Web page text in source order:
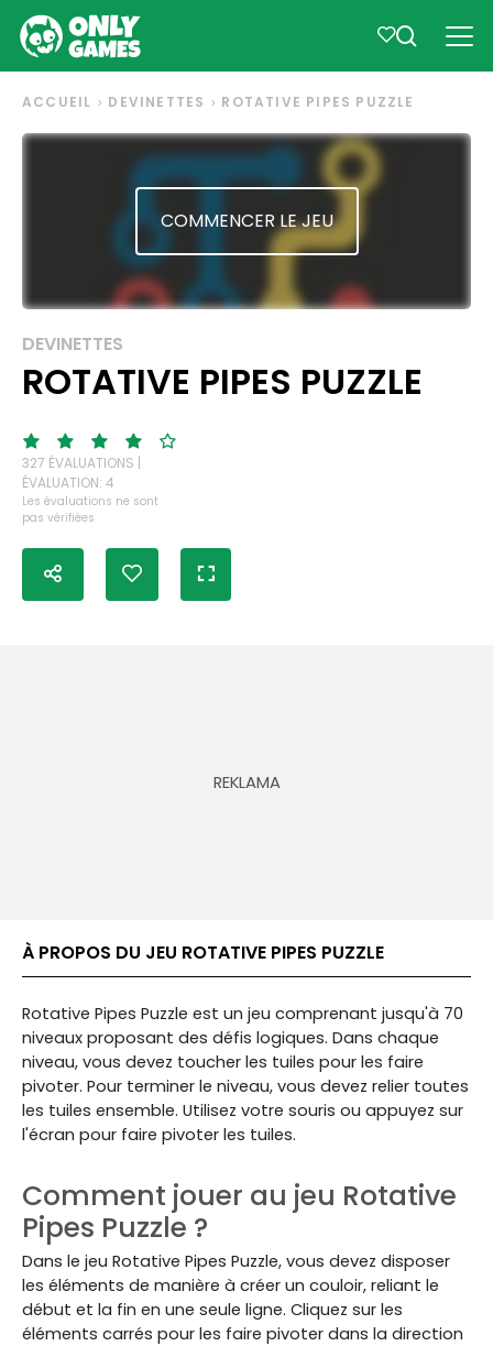
ACCUEIL DEVINETTES ROTATIVE PIPES PUZZLE
COMMENCER LE JEU
DEVINETTES
ROTATIVE PIPES PUZZLE
327 ÉVALUATIONS |
ÉVALUATION: 4
Les évaluations ne sont
pas vérifiées
À PROPOS DU JEU ROTATIVE PIPES PUZZLE
Rotative Pipes Puzzle est un jeu comprenant jusqu'à 70
niveaux proposant des défis logiques. Dans chaque
niveau, vous devez toucher les tuiles pour les faire
pivoter. Pour terminer le niveau, vous devez relier toutes
les tuiles ensemble. Utilisez votre souris ou appuyez sur
l'écran pour faire pivoter les tuiles.
Comment jouer au jeu Rotative
Pipes Puzzle ?
Dans le jeu Rotative Pipes Puzzle, vous devez disposer
les éléments de manière à créer un couloir, reliant le
début et la fin en une seule ligne. Cliquez sur les
éléments carrés pour les faire pivoter dans la direction